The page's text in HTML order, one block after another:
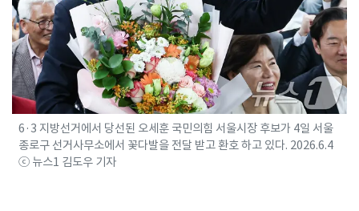
6·3 지방선거에서 당선된 오세훈 국민의힘 서울시장 후보가 4일 서울
종로구 선거사무소에서 꽃다발을 전달 받고 환호 하고 있다. 2026.6.4
ⓒ 뉴스1 김도우 기자